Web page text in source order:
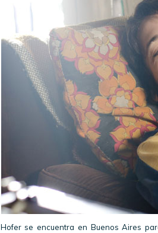
Hofer se encuentra en Buenos Aires